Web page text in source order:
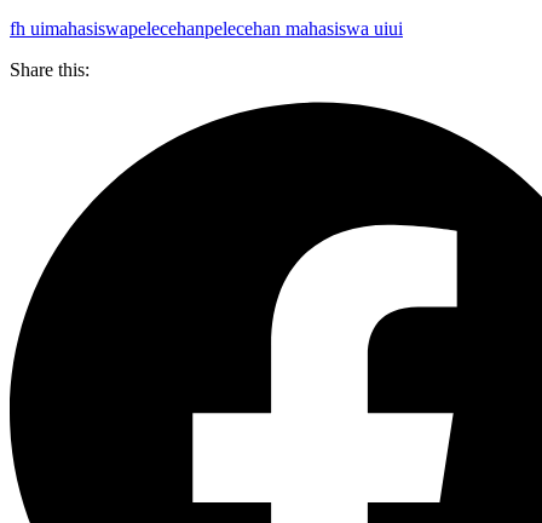
fh uimahasiswapelecehanpelecehan mahasiswa uiui
Share this: